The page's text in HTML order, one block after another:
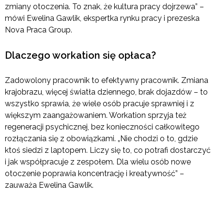
zmiany otoczenia. To znak, że kultura pracy dojrzewa” –
mówi Ewelina Gawlik, ekspertka rynku pracy i prezeska
Nova Praca Group.
Dlaczego workation się opłaca?
Zadowolony pracownik to efektywny pracownik. Zmiana
krajobrazu, więcej światła dziennego, brak dojazdów – to
wszystko sprawia, że wiele osób pracuje sprawniej i z
większym zaangażowaniem. Workation sprzyja też
regeneracji psychicznej, bez konieczności całkowitego
rozłączania się z obowiązkami. „Nie chodzi o to, gdzie
ktoś siedzi z laptopem. Liczy się to, co potrafi dostarczyć
i jak współpracuje z zespołem. Dla wielu osób nowe
otoczenie poprawia koncentrację i kreatywność” –
zauważa Ewelina Gawlik.